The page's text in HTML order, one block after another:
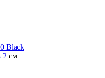
Black
см